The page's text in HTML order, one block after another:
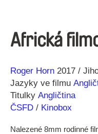
Africká
Režie
Roger Horn
Rok 2017
Jazyky ve filmu
Titulky Angličtina
ČSFD / Kinobox
Nalezené 8mm rodinné